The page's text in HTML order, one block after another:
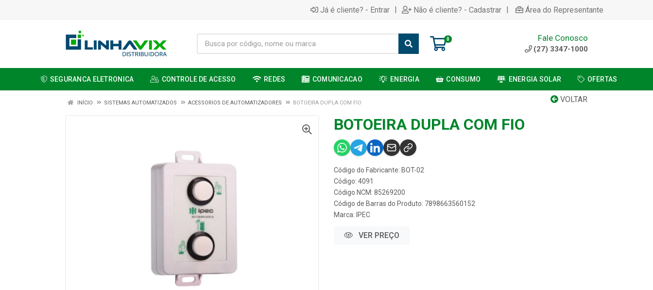
Já é cliente? - Entrar | Não é cliente? - Cadastrar | Área do Representante
0 Fale Conosco
(27) 3347-1000
SEGURANCA ELETRONICA CONTROLE DE ACESSO REDES COMUNICACAO ENERGIA CONSUMO ENERGIA SOLAR OFERTAS
VOLTAR
INÍCIO SISTEMAS AUTOMATIZADOS ACESSORIOS DE AUTOMATIZADORES BOTOEIRA DUPLA COM FIO
BOTOEIRA DUPLA COM FIO
Código do Fabricante: BOT-02
Código: 4091
Código NCM: 85269200
Código de Barras do Produto: 7898663560152
Marca: IPEC
VER PREÇO